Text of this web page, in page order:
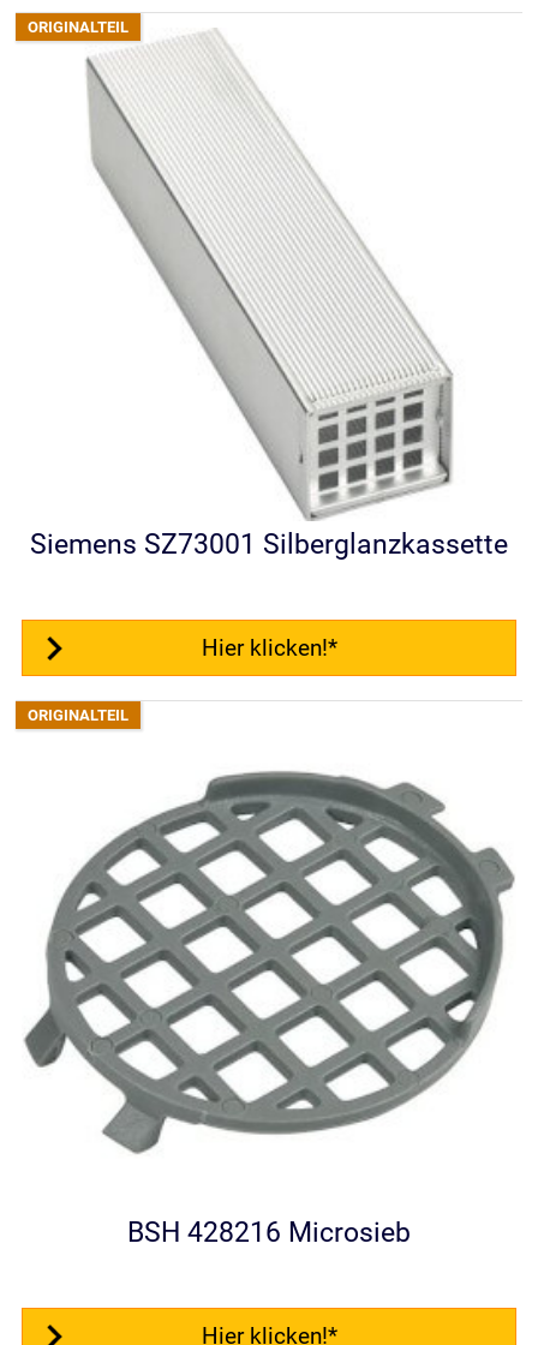
Siemens SZ73001 Silberglanzkassette
Hier klicken!*
BSH 428216 Microsieb
Hier klicken!*